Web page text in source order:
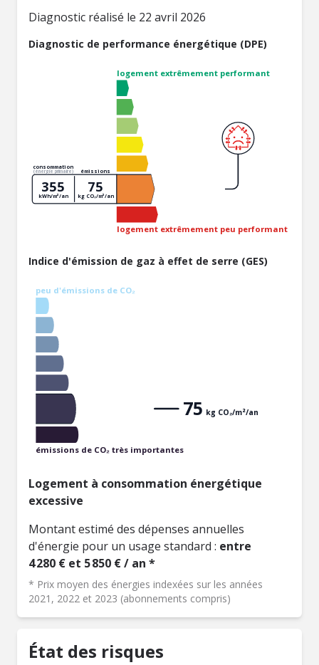
Diagnostic réalisé le 22 avril 2026
Diagnostic de performance énergétique (DPE)
logement extrêmement performant
logement extrêmement peu performant
consommation
(énergie primaire) émissions
355
kWh/m²/an
75
kg CO₂/m²/an
Indice d'émission de gaz à effet de serre (GES)
peu d'émissions de CO₂
émissions de CO₂ très importantes
75 kg CO₂/m²/an
Logement à consommation énergétique
excessive
Montant estimé des dépenses annuelles
d'énergie pour un usage standard : entre
4 280 € et 5 850 € / an *
* Prix moyen des énergies indexées sur les années
2021, 2022 et 2023 (abonnements compris)
État des risques